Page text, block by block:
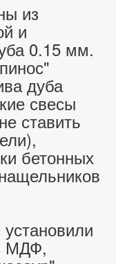
из
и
0.15 мм.
дуба
свесы
ставить
бетонных
МДФ,